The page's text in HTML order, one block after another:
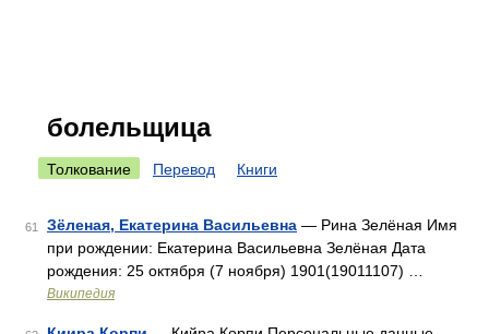
болельщица
Толкование Перевод Книги
61 Зёленая, Екатерина Васильевна — Рина Зелёная Имя
при рождении: Екатерина Васильевна Зелёная Дата
рождения: 25 октября (7 ноября) 1901(19011107) …
Википедия